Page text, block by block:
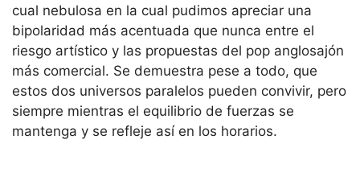
cual nebulosa en la cual pudimos apreciar una
bipolaridad más acentuada que nunca entre el
riesgo artístico y las propuestas del pop anglosajón
más comercial. Se demuestra pese a todo, que
estos dos universos paralelos pueden convivir, pero
siempre mientras el equilibrio de fuerzas se
mantenga y se refleje así en los horarios.